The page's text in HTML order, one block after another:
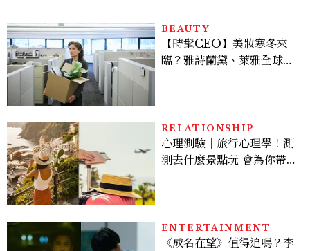
BEAUTY
【時髦CEO】美妝寒冬來
臨？雅詩蘭黛、萊雅全球裁
RELATIONSHIP
心理測驗｜旅行心理學！測
測去什麼景點玩 會為你帶來
ENTERTAINMENT
《成名在望》值得追嗎？李